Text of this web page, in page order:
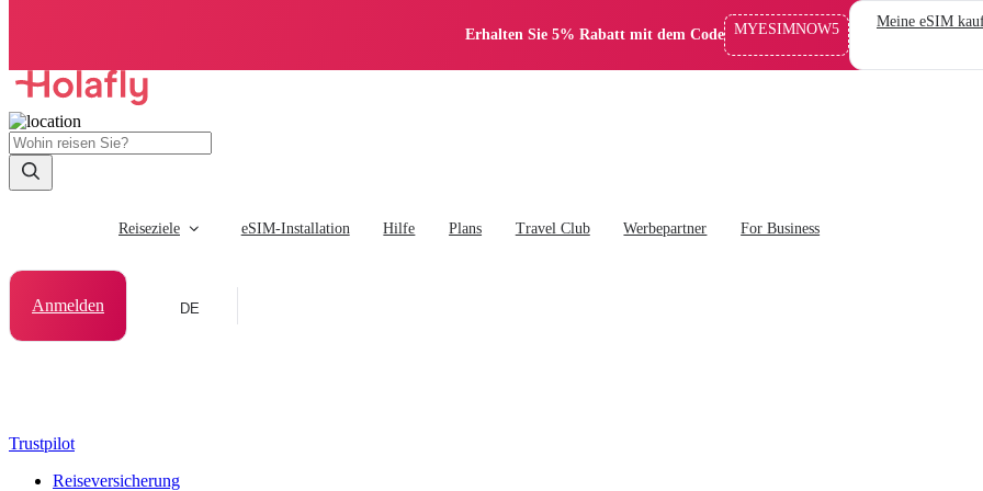
Erhalten Sie 5% Rabatt mit dem Code MYESIMNOW5 Meine eSIM
Reiseziele eSIM-Installation Hilfe Plans Travel Club Werbepartner For Business
Anmelden DE
Trustpilot
Reiseversicherung